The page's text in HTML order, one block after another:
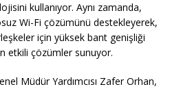
kullanıyor. Aynı zamanda,
Wi-Fi çözümünü destekleyerek,
için yüksek bant genişliği
etkili çözümler sunuyor.
Müdür Yardımcısı Zafer Orhan,